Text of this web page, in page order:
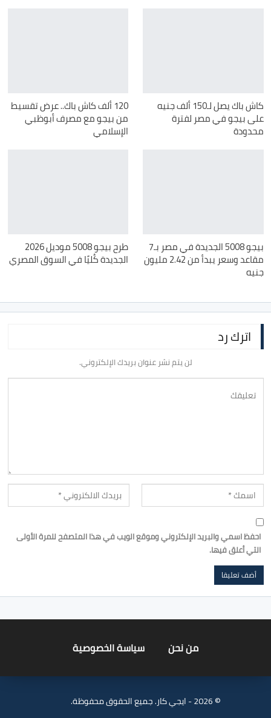
كاش باك يصل لـ150 ألف جنيه
على بيجو في مصر لفترة
محدودة
120 ألف كاش باك.. عرض تقسيط
من بيجو مع مصرف أبوظبي
الإسلامي
بيجو 5008 الجديدة في مصر بـ7
مقاعد وسعر يبدأ من 2.42 مليون
جنيه
طرح بيجو 5008 موديل 2026
الجديدة كُليًا في السوق المصري
اترك رد
لن يتم نشر عنوان بريدك الإلكتروني.
احفظ اسمي والبريد الإلكتروني وموقع الويب في هذا المتصفح للمرة الأولى
التي أعلق فيها.
من نحن سياسة الخصوصية
© 2026 - ايجي كار. جميع الحقوق محفوظة.